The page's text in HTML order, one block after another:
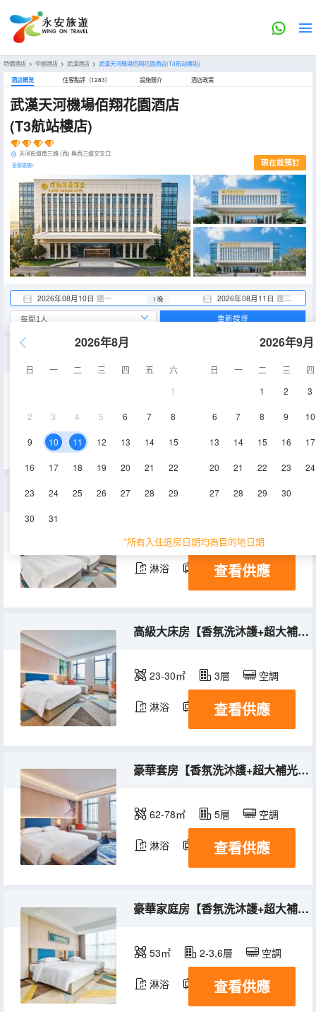
特價酒店 > 中國酒店 > 武漢酒店 > 武漢天河機場佰翔花園酒店(T3航站樓店)
酒店概览 住客點評（1283） 設施簡介 酒店政策
武漢天河機場佰翔花園酒店
(T3航站樓店)
天河街道南三路 (西) 與西三道交叉口
全部設施> 現在就預訂
2026年08月10日 週一 2026年08月11日 週二
1 晚
2026年8月
日 一 二 三 四 五
六
1
2 3 4 5 6 7 8
9 10 11 12 13 14 15
16 17 18 19 20 21 22
23 24 25 26 27 28 29
30 31
2026年9月
日 一 二 三
四
1
2 3
6 7 8 9 10
13 14 15 16 17
20 21 22 23 24
27 28 29 30
*所有入住退房日期均為目的地日期
重新搜尋
空調
23-30㎡ 1-3層
淋浴 電視機
查看供應
高級大床房【香氛洗沐護+超大補光鏡】
23-30㎡ 3層 空調
淋浴 電視機
查看供應
豪華套房【香氛洗沐護+超大補光鏡】
62-78㎡ 5層 空調
淋浴 電視機
查看供應
豪華家庭房【香氛洗沐護+超大補光鏡+全景落地窗】
53㎡ 2-3,6層 空調
淋浴 電視機
查看供應